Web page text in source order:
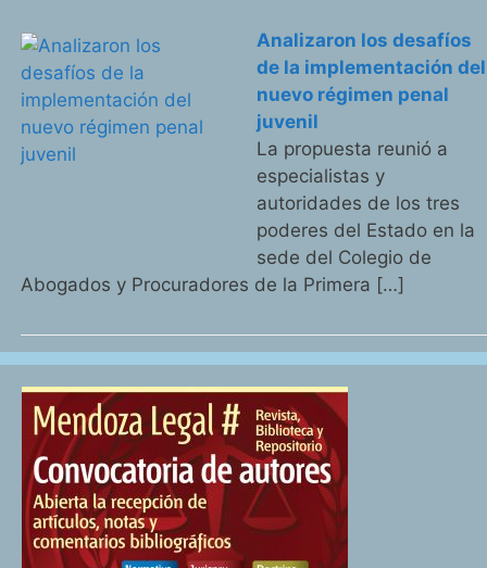
Analizaron los desafíos
de la implementación del
nuevo régimen penal
juvenil
La propuesta reunió a
especialistas y
autoridades de los tres
poderes del Estado en la
sede del Colegio de
Abogados y Procuradores de la Primera […]